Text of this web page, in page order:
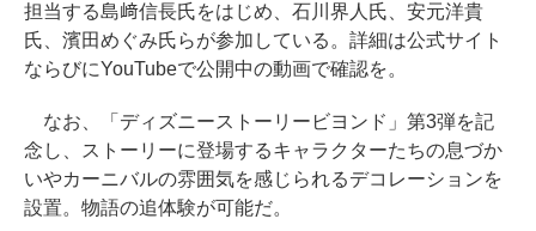
担当する島﨑信長氏をはじめ、石川界人氏、安元洋貴
氏、濱田めぐみ氏らが参加している。詳細は公式サイト
ならびにYouTubeで公開中の動画で確認を。
なお、「ディズニーストーリービヨンド」第3弾を記
念し、ストーリーに登場するキャラクターたちの息づか
いやカーニバルの雰囲気を感じられるデコレーションを
設置。物語の追体験が可能だ。